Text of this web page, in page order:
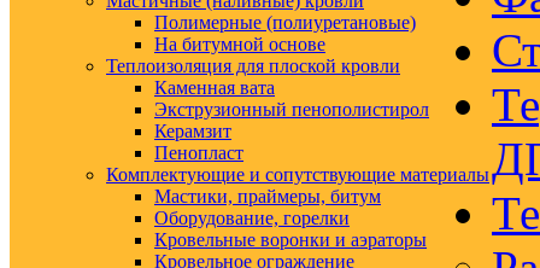
Полимерные (полиуретановые)
На битумной основе
Теплоизоляция для плоской кровли
Каменная вата
Экструзионный пенополистирол
Керамзит
Пенопласт
Комплектующие и сопутствующие материалы
Мастики, праймеры, битум
Оборудование, горелки
Кровельные воронки и аэраторы
Кровельное ограждение